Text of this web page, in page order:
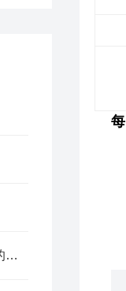
碳氢分析仪泰州哪家公司质量做的比较稳定